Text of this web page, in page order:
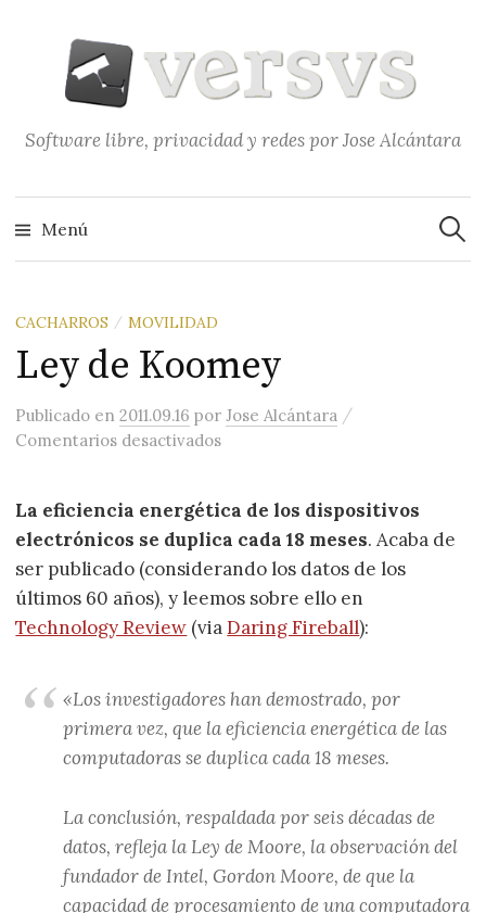
contenido
Software libre, privacidad y redes por Jose Alcántara
Menú
CACHARROS / MOVILIDAD
Ley de Koomey
Publicado en2011.09.16 porJose Alcántara /
Comentarios desactivadosen Ley de Koomey
La eficiencia energética de los dispositivos
electrónicos se duplica cada 18 meses. Acaba de
ser publicado (considerando los datos de los
últimos 60 años), y leemos sobre ello en
Technology Review (viaDaring Fireball):
«Los investigadores han demostrado, por
primera vez, que la eficiencia energética de las
computadoras se duplica cada 18 meses.
La conclusión, respaldada por seis décadas de
datos, refleja la Ley de Moore, la observación del
fundador de Intel, Gordon Moore, de que la
capacidad de procesamiento de una computadora